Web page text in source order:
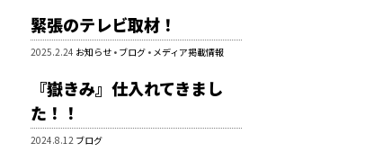
緊張のテレビ取材！
2025.2.24 お知らせ • ブログ • メディア掲載情報
『嶽きみ』仕入れてきまし
た！！
2024.8.12 ブログ